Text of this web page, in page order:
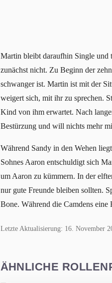
Martin bleibt daraufhin Single
zunächst nicht. Zu Beginn der
schwanger ist. Martin ist mit der
weigert sich, mit ihr zu sprechen.
Kind von ihm erwartet. Nach
Bestürzung und will nichts mehr
Während Sandy in den Wehen
Sohnes Aaron entschuldigt sich
um Aaron zu kümmern. In der
nur gute Freunde bleiben sollten.
Bone. Während die Camdens
Letzte Aktualisierung: 16. November
ÄHNLICHE